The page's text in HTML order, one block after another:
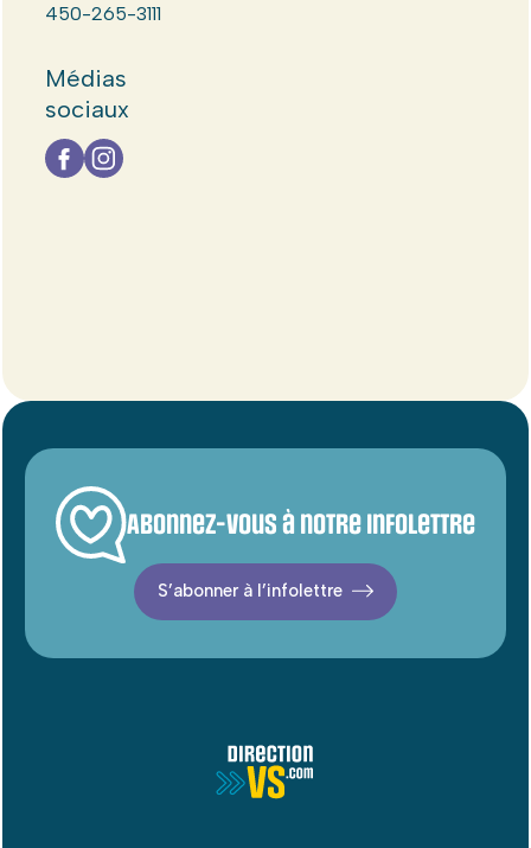
450-265-3111
Médias
sociaux
Abonnez-vous à notre infolettre
S’abonner à l’infolettre